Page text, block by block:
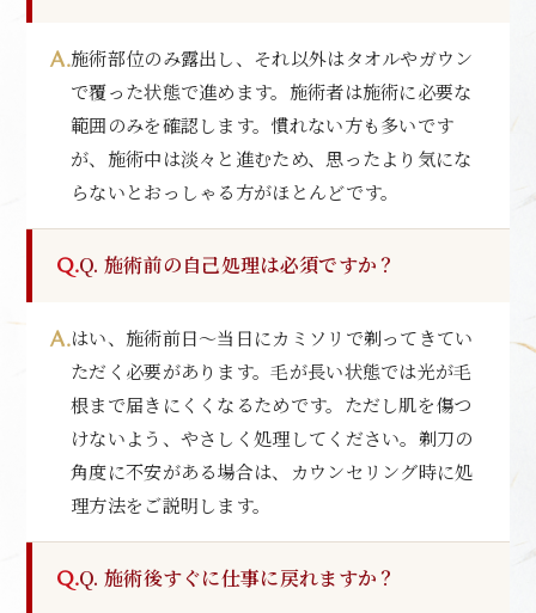
施術部位のみ露出し、それ以外はタオルやガウン
で覆った状態で進めます。施術者は施術に必要な
範囲のみを確認します。慣れない方も多いです
が、施術中は淡々と進むため、思ったより気にな
らないとおっしゃる方がほとんどです。
Q. 施術前の自己処理は必須ですか？
はい、施術前日〜当日にカミソリで剃ってきてい
ただく必要があります。毛が長い状態では光が毛
根まで届きにくくなるためです。ただし肌を傷つ
けないよう、やさしく処理してください。剃刀の
角度に不安がある場合は、カウンセリング時に処
理方法をご説明します。
Q. 施術後すぐに仕事に戻れますか？